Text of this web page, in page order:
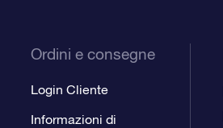
Ordini e consegne
Login Cliente
Informazioni di